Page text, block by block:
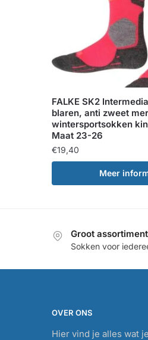
FALKE SK2
blaren, anti zweet
wintersportsokken
Maat 23-26
€19,40
Meer
Groot assortiment
Sokken voor
OVER ONS
Hier vind je alles wat